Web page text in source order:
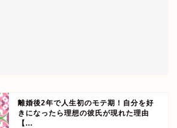
離婚後2年で人生初のモテ期！自分を好
きになったら理想の彼氏が現れた理由
【...